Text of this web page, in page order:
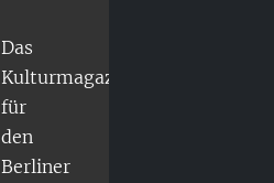
Das
Kulturmagazin
für
den
Berliner